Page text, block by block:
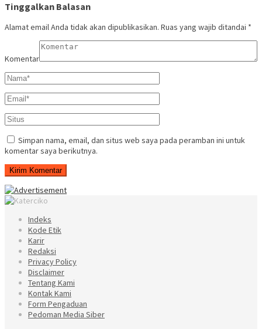
Tinggalkan Balasan
Alamat email Anda tidak akan dipublikasikan. Ruas yang wajib ditandai *
Komentar
Simpan nama, email, dan situs web saya pada peramban ini untuk
komentar saya berikutnya.
Indeks
Kode Etik
Karir
Redaksi
Privacy Policy
Disclaimer
Tentang Kami
Kontak Kami
Form Pengaduan
Pedoman Media Siber